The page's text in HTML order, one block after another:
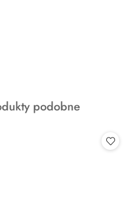
podobne